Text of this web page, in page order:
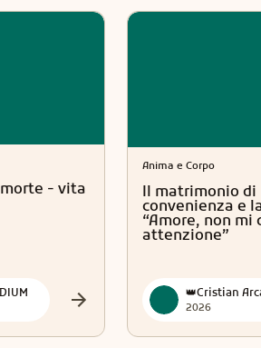
- vita
Anima e Corpo
Il matrimonio di
convenienza e
“Amore, non mi
attenzione”
2026